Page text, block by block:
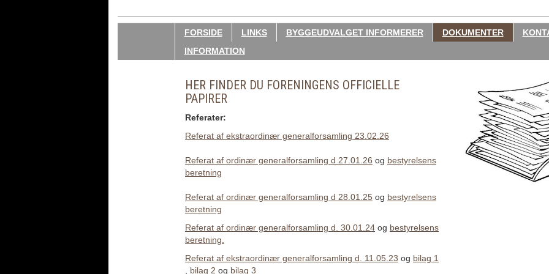
FORSIDE LINKS BYGGEUDVALGET INFORMERER DOKUMENTER
INFORMATION
HER FINDER DU FORENINGENS OFFICIELLE
PAPIRER
Referater:
Referat af ekstraordinær generalforsamling 23.02.26
Referat af ordinær generalforsamling d 27.01.26 og bestyrelsens
beretning
Referat af ordinær generalforsamling d 28.01.25 og bestyrelsens
beretning
Referat af ordinær generalforsamling d. 30.01.24 og bestyrelsens
beretning.
Referat af ekstraordinær generalforsamling d. 11.05.23 og bilag 1
bilag 2 og bilag 3